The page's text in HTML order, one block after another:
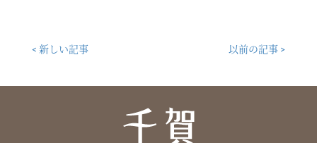
< 新しい記事 以前の記事 >